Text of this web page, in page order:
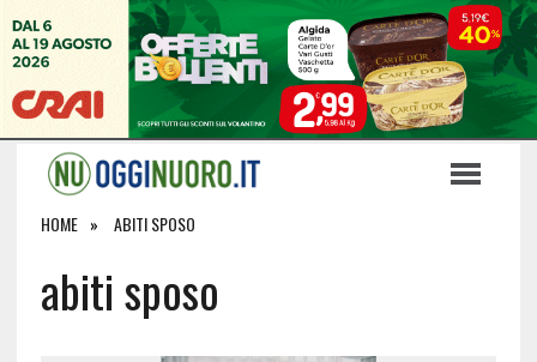
HOME ABITI SPOSO
abiti sposo